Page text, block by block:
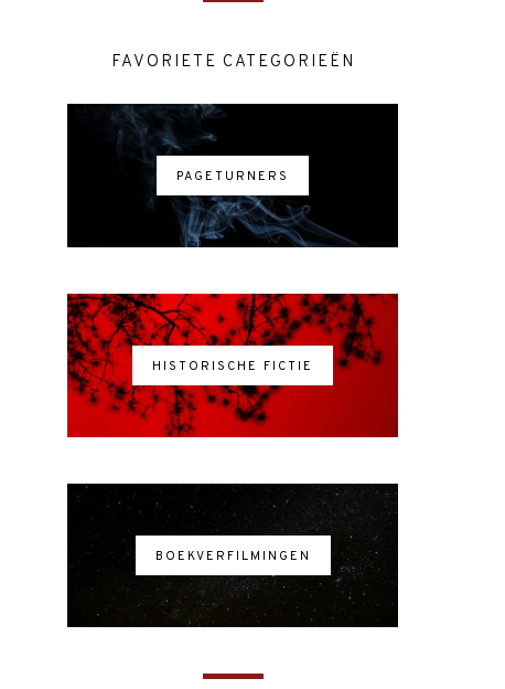
FAVORIETE CATEGORIEËN
PAGETURNERS
HISTORISCHE FICTIE
BOEKVERFILMINGEN